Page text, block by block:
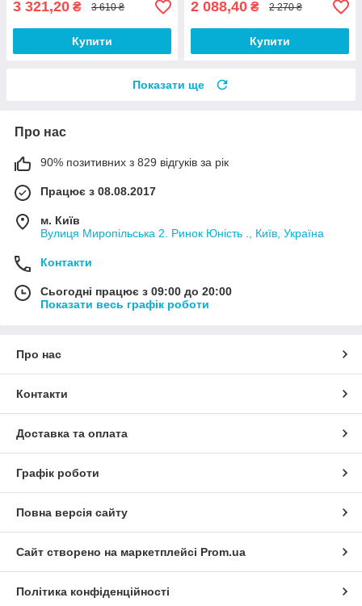
3 321,20 ₴ 3 610 ₴
Купити
2 088,40 ₴ 2 270 ₴
Купити
Показати ще
Про нас
90% позитивних з 829 відгуків за рік
Працює з 08.08.2017
м. Київ
Вулиця Миропільська 2. Ринок Юність ., Київ, Україна
Контакти
Сьогодні працює з 09:00 до 20:00
Показати весь графік роботи
Про нас
Контакти
Доставка та оплата
Графік роботи
Повна версія сайту
Сайт створено на маркетплейсі Prom.ua
Політика конфіденційності